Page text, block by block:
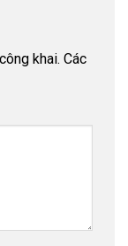
khai. Các